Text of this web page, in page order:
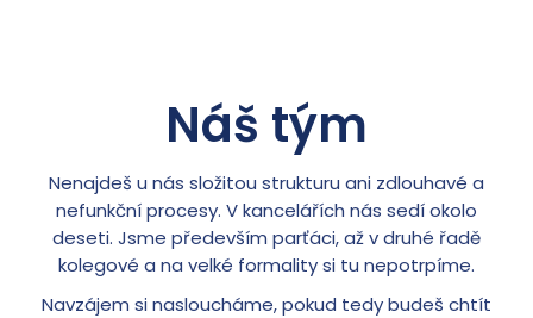
Náš tým
Nenajdeš u nás složitou strukturu ani zdlouhavé a
nefunkční procesy. V kancelářích nás sedí okolo
deseti. Jsme především parťáci, až v druhé řadě
kolegové a na velké formality si tu nepotrpíme.
Navzájem si nasloucháme, pokud tedy budeš chtít